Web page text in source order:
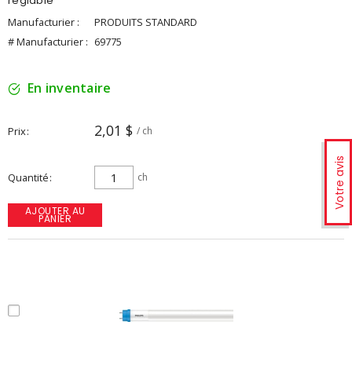
Votre avis
Manufacturier :
PRODUITS STANDARD
# Manufacturier : 69775
En inventaire
Prix 2,01 $ / ch
Quantité ch
AJOUTER AU
PANIER